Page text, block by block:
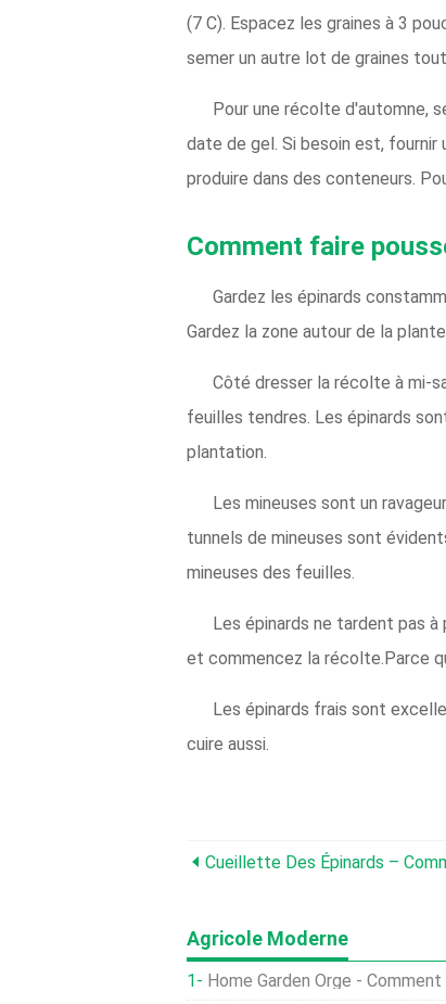
(7 C). Espacez les graines à 3
semer un autre lot de graines
Pour une récolte d'automne,
date de gel. Si besoin est,
produire dans des conteneurs.
Comment faire
Gardez les épinards
Gardez la zone autour de la
Côté dresser la récolte à mi-
feuilles tendres. Les épinards
plantation.
Les mineuses sont un
tunnels de mineuses sont
mineuses des feuilles.
Les épinards ne tardent pas
et commencez la récolte.Parce
Les épinards frais sont
cuire aussi.
Cueillette Des Épinards –
Agricole Moderne
Home Garden Orge - Comment Faire